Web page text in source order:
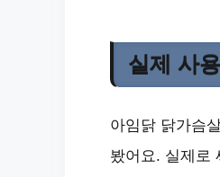
실제 사
아임닭 닭가슴
봤어요. 실제로